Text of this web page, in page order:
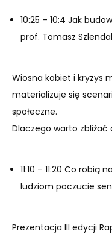
10:25 – 10:4 Jak
prof. Tomasz
Wiosna kobiet i kryzys
materializuje się
społeczne.
Dlaczego warto
11:10 – 11:20 Co
ludziom poczucie
Prezentacja III edycji